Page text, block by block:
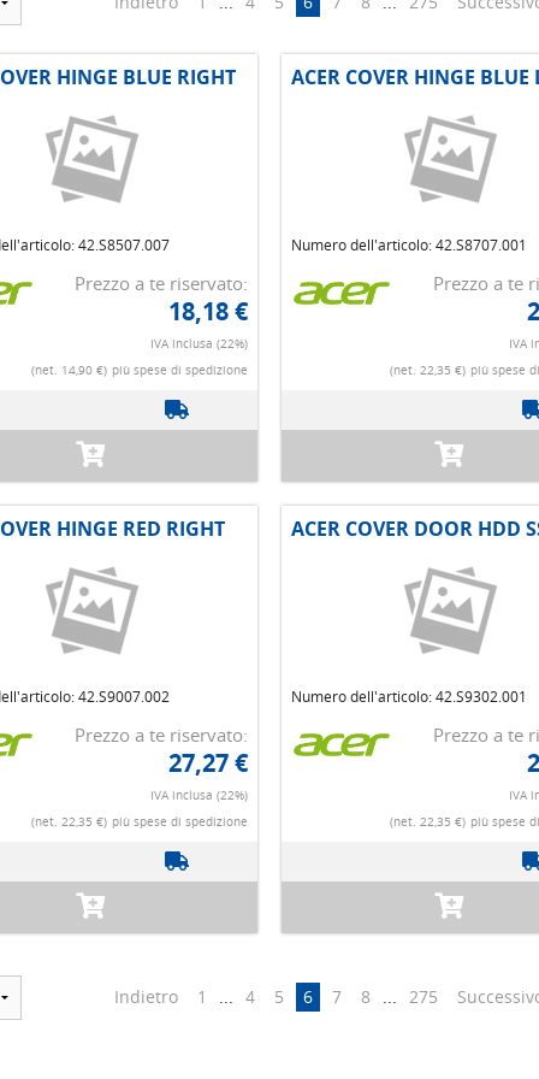
HINGE BLUE RIGHT
42.S8507.007
Prezzo a te riservato:
18,18 €
IVA inclusa (22%)
(net. 14,90 €) più spese di spedizione
ACER COVER HINGE BLUE
Numero dell'articolo: 42.S8707.001
Prezzo a te
IVA
(net. 22,35 €) più spese
HINGE RED RIGHT
42.S9007.002
Prezzo a te riservato:
27,27 €
IVA inclusa (22%)
(net. 22,35 €) più spese di spedizione
ACER COVER DOOR HDD
Numero dell'articolo: 42.S9302.001
Prezzo a te
IVA
(net. 22,35 €) più spese
Indietro 1 ... 4 5 6 7 8 ... 275